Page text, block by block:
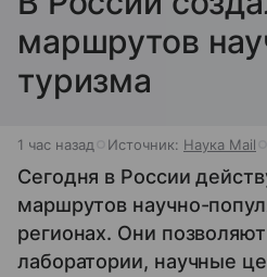
маршрутов
туризма
1 час назад Источник: Наука Mail
Сегодня в России
маршрутов научно-
регионах. Они
лаборатории, научные